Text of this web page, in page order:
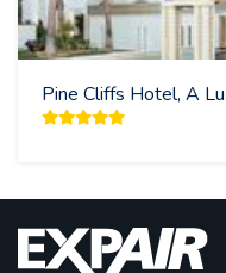
Pine Cliffs Hotel, A